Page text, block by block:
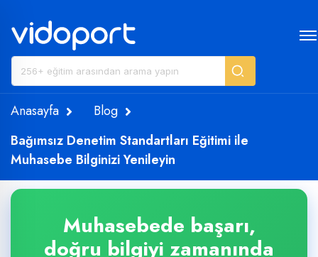
Anasayfa
Blog
Bağımsız Denetim Standartları Eğitimi ile
Muhasebe Bilginizi Yenileyin
Muhasebede başarı,
doğru bilgiyi zamanında